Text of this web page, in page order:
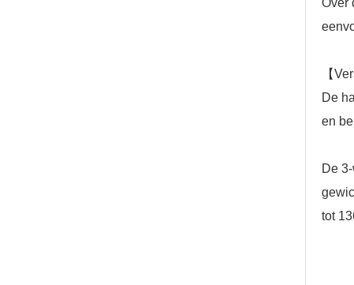
Over
【
De
en
De
tot